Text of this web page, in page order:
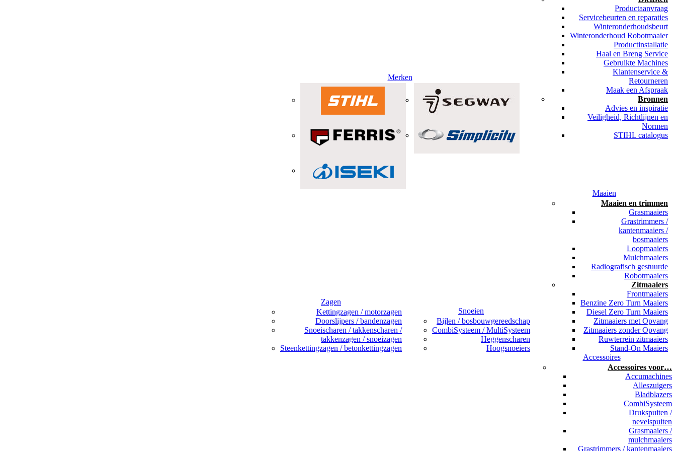
Merken
Productaanvraag
Servicebeurten en reparaties
Winteronderhoudsbeurt
Winteronderhoud Robotmaaier
Productinstallatie
Haal en Breng Service
Gebruikte Machines
Klantenservice &
Retourneren
Maak een Afspraak
Bronnen
Advies en inspiratie
Veiligheid, Richtlijnen en
Normen
STIHL catalogus
Zagen
Kettingzagen / motorzagen
Doorslijpers / bandenzagen
Snoeischaren / takkenscharen /
takkenzagen / snoeizagen
Steenkettingzagen / betonkettingzagen
Snoeien
Bijlen / bosbouwgereedschap
CombiSysteem / MultiSysteem
Heggenscharen
Hoogsnoeiers
Maaien
Maaien en trimmen
Grasmaaiers
Grastrimmers /
kantenmaaiers /
bosmaaiers
Loopmaaiers
Mulchmaaiers
Radiografisch gestuurde
Robotmaaiers
Zitmaaiers
Frontmaaiers
Benzine Zero Turn Maaiers
Diesel Zero Turn Maaiers
Zitmaaiers met Opvang
Zitmaaiers zonder Opvang
Ruwterrein zitmaaiers
Stand-On Maaiers
Accessoires
Accessoires voor…
Accumachines
Alleszuigers
Bladblazers
CombiSysteem
Drukspuiten /
nevelspuiten
Grasmaaiers /
mulchmaaiers
Grastrimmers / kantenmaaiers